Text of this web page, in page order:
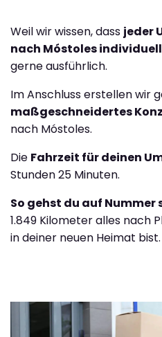
Weil wir wissen, dass jeder
nach Móstoles
gerne ausführlich.
Im Anschluss erstellen wir
maßgeschneidertes
nach Móstoles.
Die Fahrzeit für deinen
Stunden 25 Minuten.
So gehst du auf Nummer
1.849 Kilometer alles nach
in deiner neuen Heimat bist.